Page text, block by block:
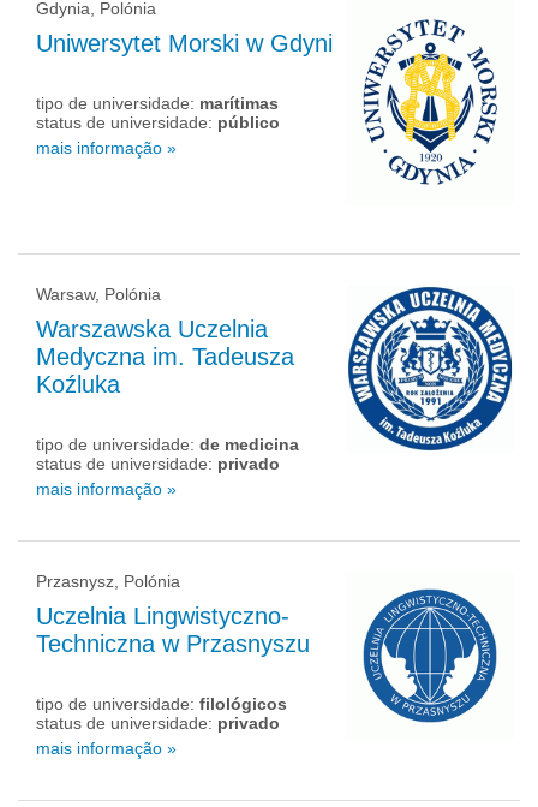
Gdynia, Polónia
Uniwersytet Morski w Gdyni
tipo de universidade: marítimas
status de universidade: público
mais informação »
Warsaw, Polónia
Warszawska Uczelnia
Medyczna im. Tadeusza
Koźluka
tipo de universidade: de medicina
status de universidade: privado
mais informação »
Przasnysz, Polónia
Uczelnia Lingwistyczno-
Techniczna w Przasnyszu
tipo de universidade: filológicos
status de universidade: privado
mais informação »